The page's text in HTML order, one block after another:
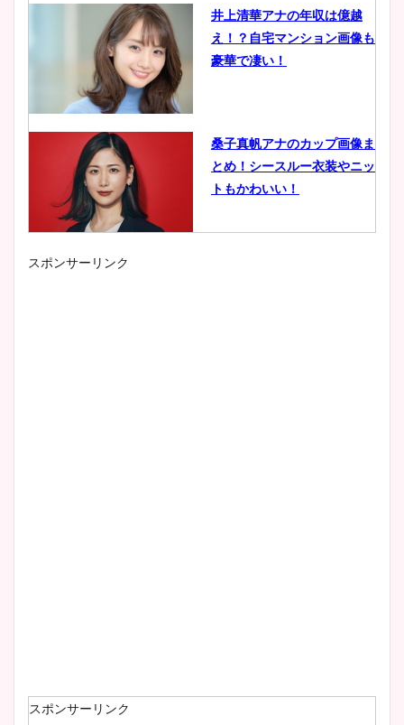
井上清華アナの年収は億越
え！？自宅マンション画像も
豪華で凄い！
桑子真帆アナのカップ画像ま
とめ！シースルー衣装やニッ
トもかわいい！
肉も凄い！
スポンサーリンク
スポンサーリンク